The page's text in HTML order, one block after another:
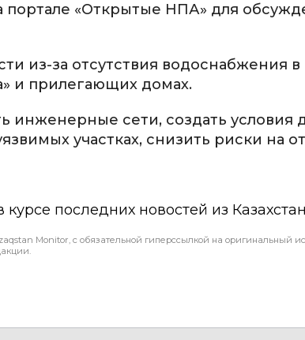
«Открытые НПА» для
из-за отсутствия водоснабжения в
и прилегающих домах.
инженерные сети, создать условия
участках, снизить риски на
курсе последних новостей из
Monitor, с обязательной гиперссылкой на оригинальный